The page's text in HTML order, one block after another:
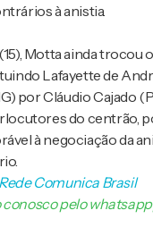
à anistia.
Motta ainda trocou
Lafayette de
por Cláudio Cajado
do centrão,
à negociação da
Rede Comunica Brasil
pelo